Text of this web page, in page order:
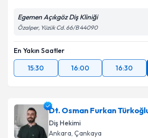
Egemen Açıkgöz Diş Kliniği
Özalper, Yüzük Cd. 66/B 44090
En Yakın Saatler
15:30
16:00 16:30
Dt. Osman Furkan
Diş Hekimi
Ankara, Çankaya